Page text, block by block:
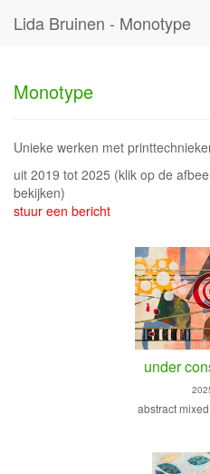
Lida Bruinen - Monotype
Monotype
Unieke werken met
uit 2019 tot 2025 (klik op de
bekijken)
stuur een bericht
under
abstract